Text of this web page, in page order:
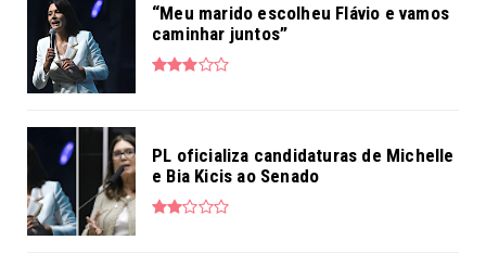
“Meu marido escolheu Flávio e vamos
caminhar juntos”
PL oficializa candidaturas de Michelle
e Bia Kicis ao Senado